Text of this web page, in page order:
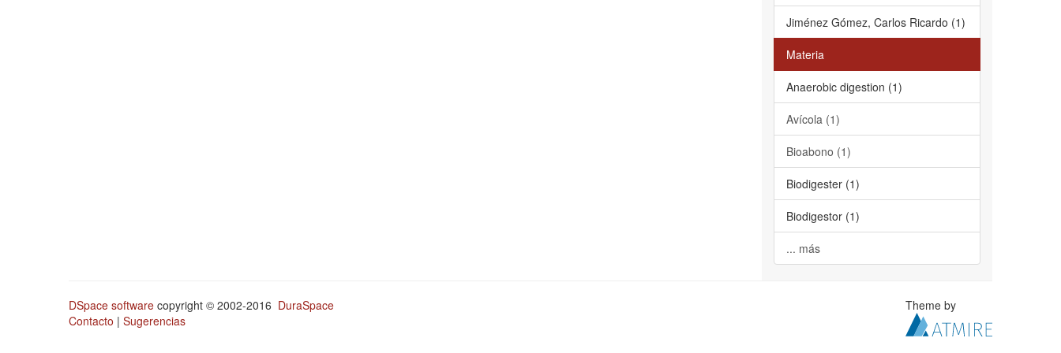
Jiménez Gómez, Carlos Ricardo (1)
Materia
Anaerobic digestion (1)
Avícola (1)
Bioabono (1)
Biodigester (1)
Biodigestor (1)
... más
DSpace software copyright © 2002-2016 DuraSpace
Contacto | Sugerencias
Theme by